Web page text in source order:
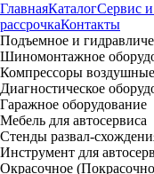
ГлавнаяКаталогСервис и
рассрочкаКонтакты
Подъемное и
Шиномонтажное
Компрессоры воздушные
Диагностическое
Гаражное оборудование
Мебель для автосервиса
Стенды развал-
Инструмент для
Окрасочное